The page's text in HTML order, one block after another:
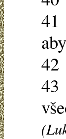
41
42
43